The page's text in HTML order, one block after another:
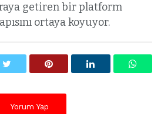
getiren bir platform
ortaya koyuyor.
Yorum Yap